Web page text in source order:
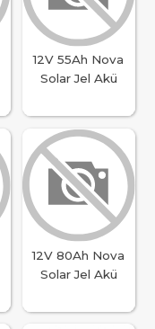
12V 55Ah Nova
Solar Jel Akü
12V 80Ah Nova
Solar Jel Akü